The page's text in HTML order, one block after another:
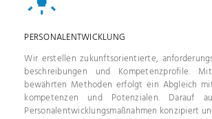
PERSONAL­ENTWICKLUNG
Wir erstellen zukunftsorientierte,
beschreibungen und Kompetenz­profile.
bewährten Methoden erfolgt ein Abgleich
kompetenzen und Potenzialen. Darauf
Personalentwicklungsmaßnahmen konzipiert